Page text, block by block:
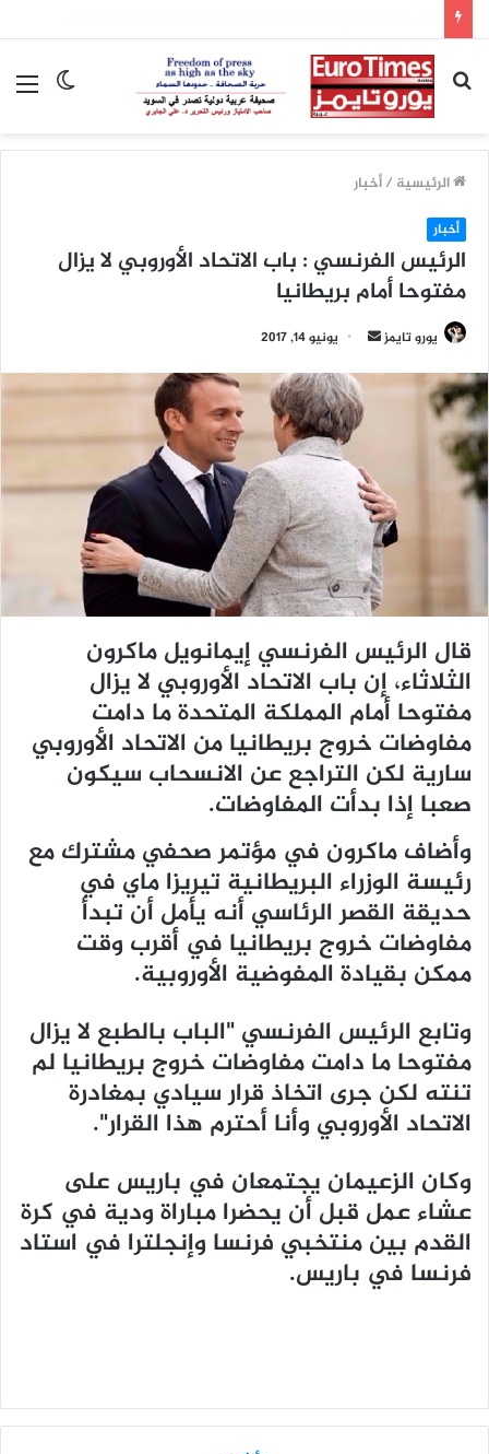
الوضع
بحث
عن
الرئيسية /أخبار
أخبار
الرئيس الفرنسي : باب الاتحاد الأوروبي لا يزال
مفتوحا أمام بريطانيا
يورو تايمز
س
ل
ر
ي
د
ا
إ
ل
ت
ر
و
ن
ا
يونيو 14, 2017
قال الرئيس الفرنسي إيمانويل ماكرون
الثلاثاء، إن باب الاتحاد الأوروبي لا يزال
مفتوحا أمام المملكة المتحدة ما دامت
مفاوضات خروج بريطانيا من الاتحاد الأوروبي
سارية لكن التراجع عن الانسحاب سيكون
صعبا إذا بدأت المفاوضات.
وأضاف ماكرون في مؤتمر صحفي مشترك مع
رئيسة الوزراء البريطانية تيريزا ماي في
حديقة القصر الرئاسي أنه يأمل أن تبدأ
مفاوضات خروج بريطانيا في أقرب وقت
ممكن بقيادة المفوضية الأوروبية.
وتابع الرئيس الفرنسي "الباب بالطبع لا يزال
مفتوحا ما دامت مفاوضات خروج بريطانيا لم
تنته لكن جرى اتخاذ قرار سيادي بمغادرة
الاتحاد الأوروبي وأنا أحترم هذا القرار".
وكان الزعيمان يجتمعان في باريس على
عشاء عمل قبل أن يحضرا مباراة ودية في كرة
القدم بين منتخبي فرنسا وإنجلترا في استاد
فرنسا في باريس.